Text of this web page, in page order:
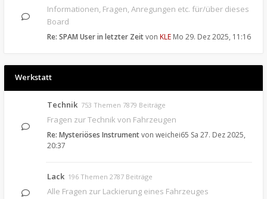
Informationen, Fragen, Anregungen etc. für/über dieses
Board
Re: SPAM User in letzter Zeitvon KLE Mo 29. Dez 2025, 11:16
Werkstatt
Technik 753 Themen 7879 Beiträge
Fragen zur Technik von Fahrzeugen
Re: Mysteriöses Instrumentvon weichei65 Sa 27. Dez 2025,
20:37
Lack 196 Themen 2787 Beiträge
Alle Fragen zur Lackierung eines Fahrzeuges